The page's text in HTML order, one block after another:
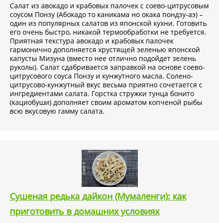
Салат из авокадо и крабовых палочек с соево-цитрусовым
соусом Понзу (Абокадо то каникама но окака пондзу-аэ) –
один из популярных салатов из японской кухни. Готовить
его очень быстро, никакой термообработки не требуется.
Приятная текстура авокадо и крабовых палочек
гармонично дополняется хрустящей зеленью японской
капусты Мизуна (вместо нее отлично подойдет зелень
руколы). Салат сдабривается заправкой на основе соево-
цитрусового соуса Понзу и кунжутного масла. Солено-
цитрусово-кунжутный вкус весьма приятно сочетается с
ингредиентами салата. Горстка стружки тунца бонито
(кациобуши) дополняет своим ароматом копченой рыбы
всю вкусовую гамму салата.
Сушеная редька дайкон (Мумаленги): как
приготовить в домашних условиях